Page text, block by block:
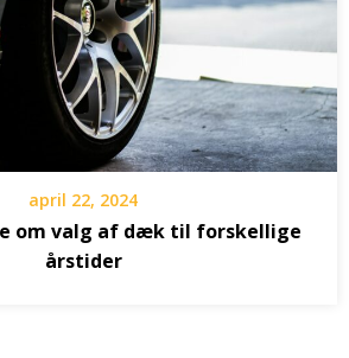
april 22, 2024
om valg af dæk til forskellige
årstider